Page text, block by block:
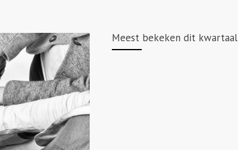
Meest bekeken dit kwartaal